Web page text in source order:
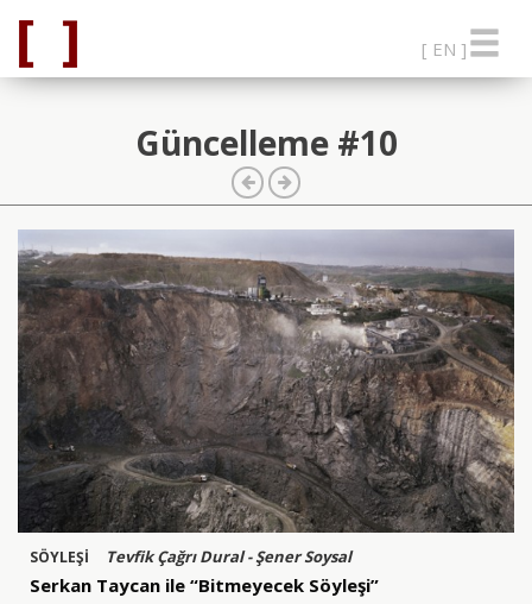
[ EN ]
Güncelleme #10
SÖYLEŞİ Tevfik Çağrı Dural - Şener Soysal
Serkan Taycan ile “Bitmeyecek Söyleşi”